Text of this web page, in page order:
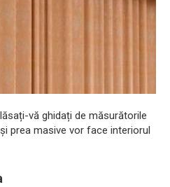
vă ghidați de măsurătorile
prea masive vor face interiorul